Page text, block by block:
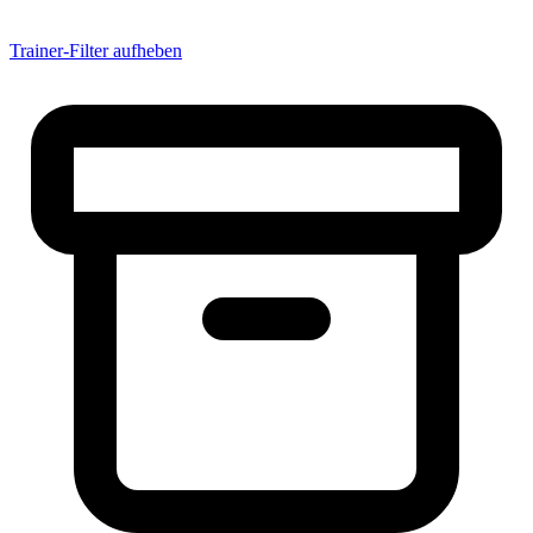
Anderson
andi83h
andiniho
Andrej Dell
andy650
AnuBiS
Apostolos Kountis
Appel2
Trainer-Filter aufheben